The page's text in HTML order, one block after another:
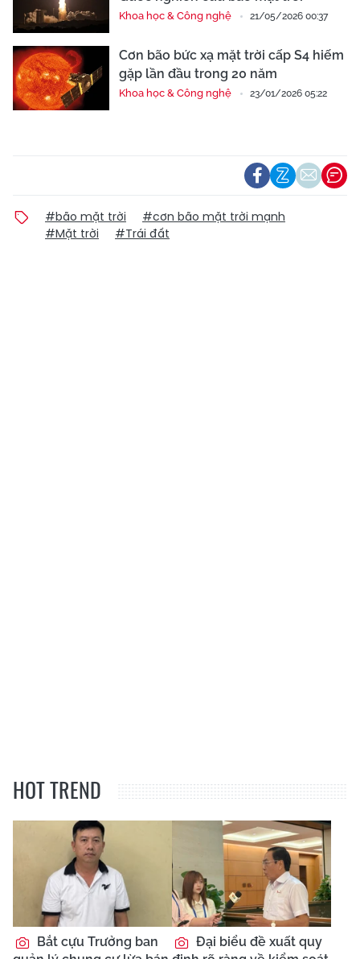
Khoa học & Công nghệ 21/05/2026 00:37
Cơn bão bức xạ mặt trời cấp S4 hiếm
gặp lần đầu trong 20 năm
Khoa học & Công nghệ 23/01/2026 05:22
#bão mặt trời
#cơn bão mặt trời mạnh
#Mặt trời
#Trái đất
HOT TREND
Bắt cựu Trưởng ban
Đại biểu đề xuất quy